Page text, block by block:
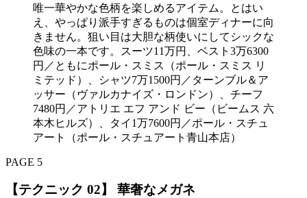
唯一華やかな色柄を楽しめるアイテム。とはい
え、やっぱり派手すぎるものは個室ディナーに向
きません。狙い目は大胆な柄使いにしてシックな
色味の一本です。スーツ11万円、ベスト3万6300
円／ともにポール・スミス（ポール・スミス リ
ミテッド）、シャツ7万1500円／ターンブル＆ア
ッサー（ヴァルカナイズ・ロンドン）、チーフ
7480円／アトリエ エフ アンド ビー（ビームス 六
本木ヒルズ）、タイ1万7600円／ポール・スチュ
アート（ポール・スチュアート青山本店）
PAGE 5
【テクニック 02】 華奢なメガネ